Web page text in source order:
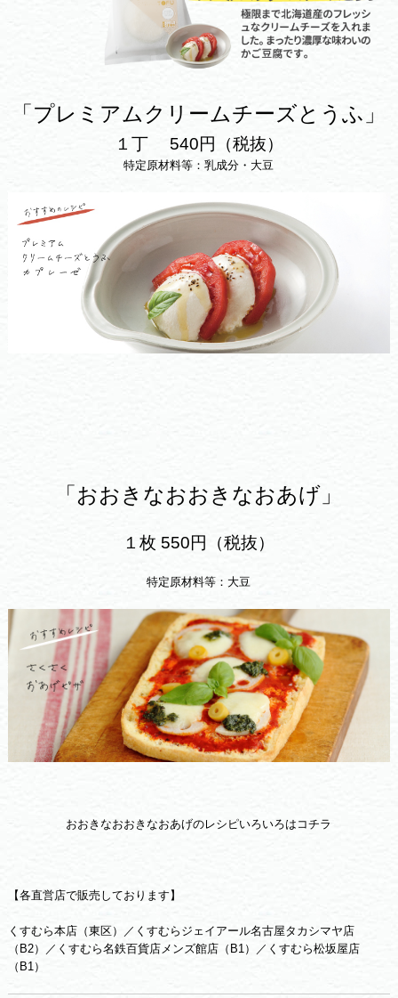
「プレミアムクリームチーズとうふ」
１丁 540円（税抜）
特定原材料等：乳成分・大豆
「おおきなおおきなおあげ」
１枚 550円（税抜）
特定原材料等：大豆
おおきなおおきなおあげのレシピいろいろはコチラ
【各直営店で販売しております】
くすむら本店（東区）／くすむらジェイアール名古屋タカシマヤ店
（B2）／くすむら名鉄百貨店メンズ館店（B1）／くすむら松坂屋店
（B1）